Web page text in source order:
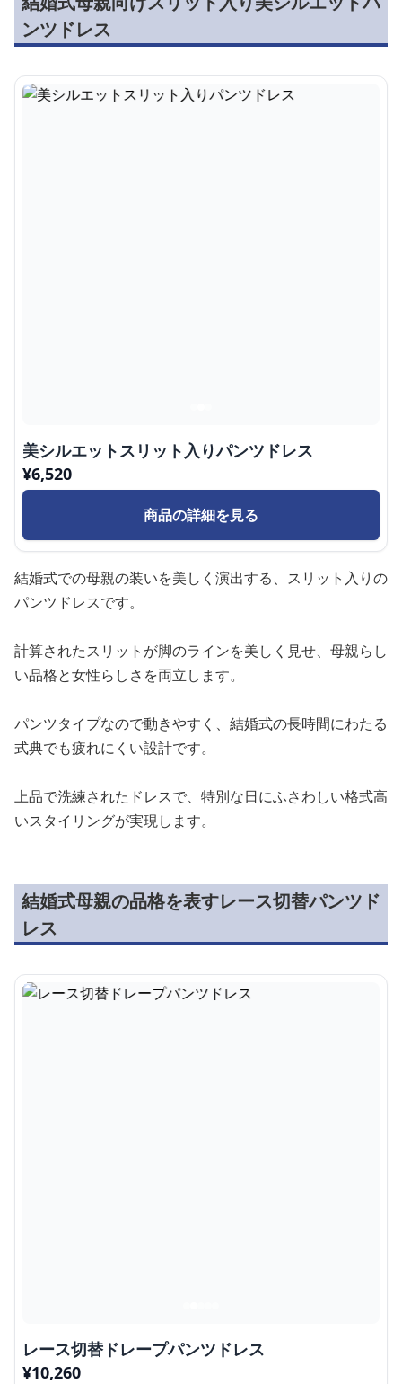
ンツドレス
美シルエットスリット入りパンツドレス
¥6,520
商品の詳細を見る
結婚式での母親の装いを美しく演出する、スリット入りの
パンツドレスです。
計算されたスリットが脚のラインを美しく見せ、母親らし
い品格と女性らしさを両立します。
パンツタイプなので動きやすく、結婚式の長時間にわたる
式典でも疲れにくい設計です。
上品で洗練されたドレスで、特別な日にふさわしい格式高
いスタイリングが実現します。
結婚式母親の品格を表すレース切替パンツド
レス
レース切替ドレープパンツドレス
¥10,260